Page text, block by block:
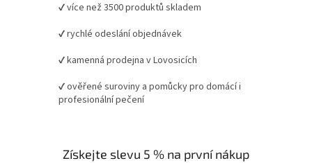
✔ více než 3500 produktů skladem
✔ rychlé odeslání objednávek
✔ kamenná prodejna v Lovosicích
✔ ověřené suroviny a pomůcky pro domácí i
profesionální pečení
Získejte slevu 5 % na první nákup